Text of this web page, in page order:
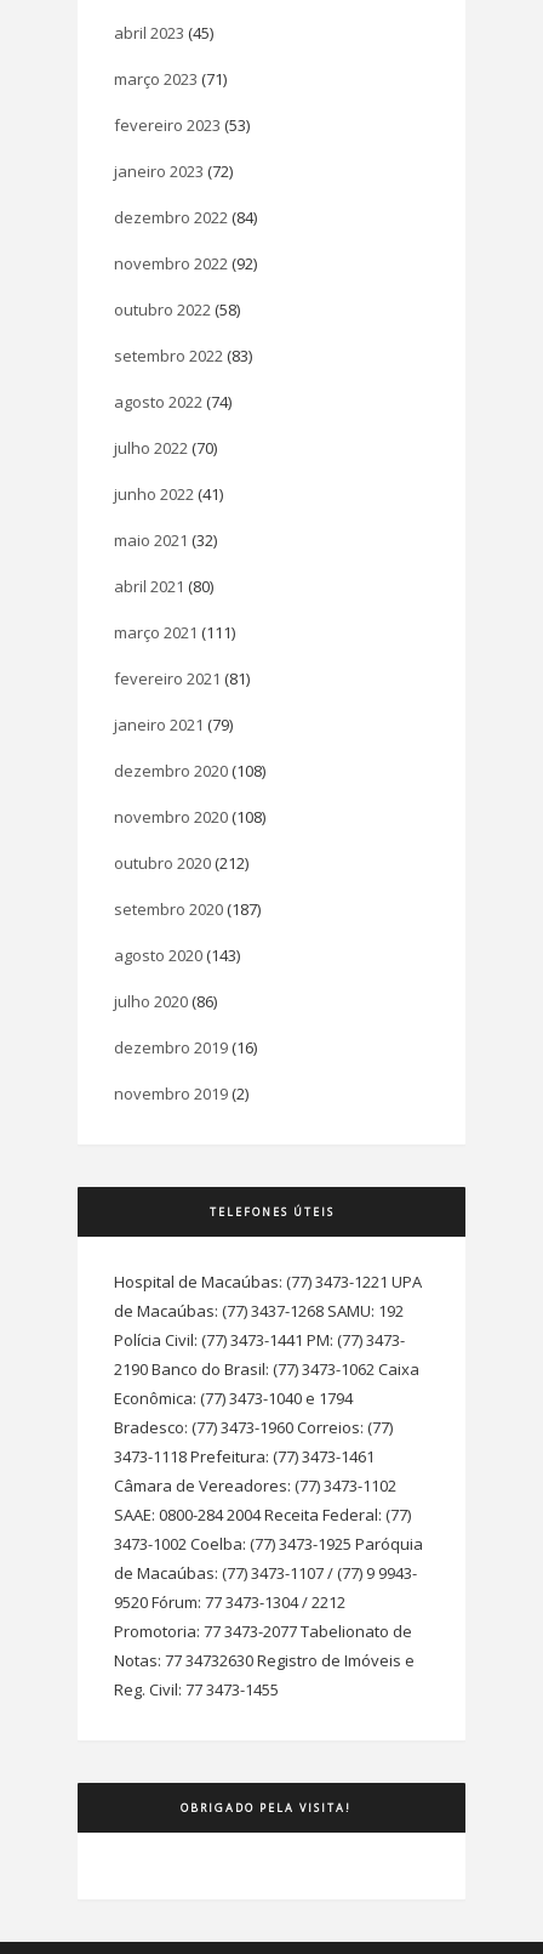
abril 2023 (45)
março 2023 (71)
fevereiro 2023 (53)
janeiro 2023 (72)
dezembro 2022 (84)
novembro 2022 (92)
outubro 2022 (58)
setembro 2022 (83)
agosto 2022 (74)
julho 2022 (70)
junho 2022 (41)
maio 2021 (32)
abril 2021 (80)
março 2021 (111)
fevereiro 2021 (81)
janeiro 2021 (79)
dezembro 2020 (108)
novembro 2020 (108)
outubro 2020 (212)
setembro 2020 (187)
agosto 2020 (143)
julho 2020 (86)
dezembro 2019 (16)
novembro 2019 (2)
TELEFONES ÚTEIS
Hospital de Macaúbas: (77) 3473-1221 UPA
de Macaúbas: (77) 3437-1268 SAMU: 192
Polícia Civil: (77) 3473-1441 PM: (77) 3473-
2190 Banco do Brasil: (77) 3473-1062 Caixa
Econômica: (77) 3473-1040 e 1794
Bradesco: (77) 3473-1960 Correios: (77)
3473-1118 Prefeitura: (77) 3473-1461
Câmara de Vereadores: (77) 3473-1102
SAAE: 0800-284 2004 Receita Federal: (77)
3473-1002 Coelba: (77) 3473-1925 Paróquia
de Macaúbas: (77) 3473-1107 / (77) 9 9943-
9520 Fórum: 77 3473-1304 / 2212
Promotoria: 77 3473-2077 Tabelionato de
Notas: 77 34732630 Registro de Imóveis e
Reg. Civil: 77 3473-1455
OBRIGADO PELA VISITA!